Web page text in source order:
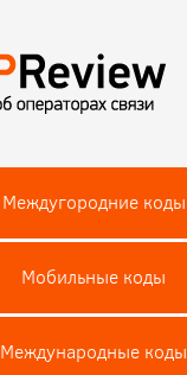
Междугородние коды
Мобильные коды
Международные коды